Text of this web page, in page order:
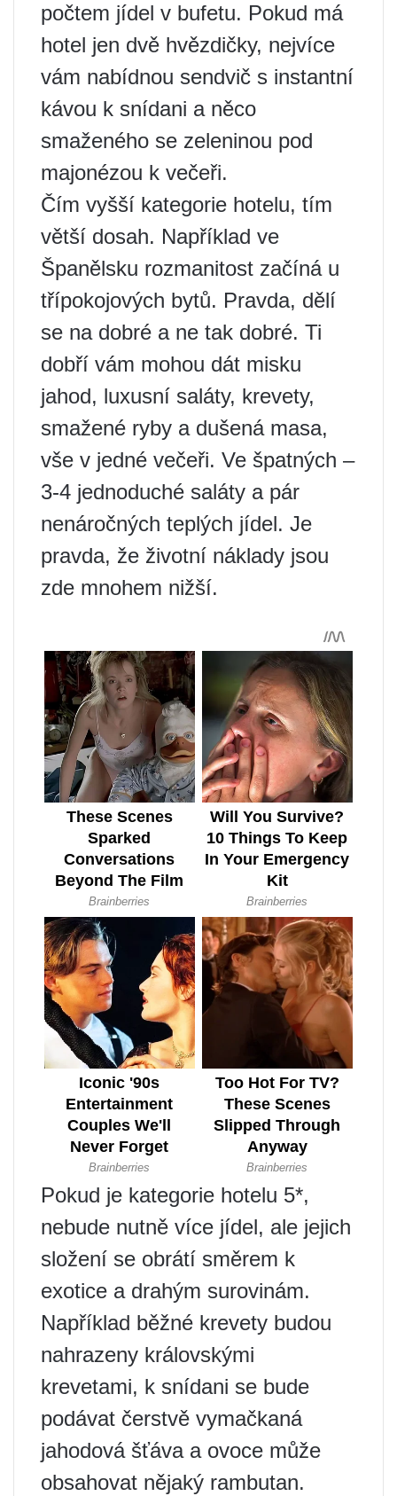
počtem jídel v bufetu. Pokud má
hotel jen dvě hvězdičky, nejvíce
vám nabídnou sendvič s instantní
kávou k snídani a něco
smaženého se zeleninou pod
majonézou k večeři.
Čím vyšší kategorie hotelu, tím
větší dosah. Například ve
Španělsku rozmanitost začíná u
třípokojových bytů. Pravda, dělí
se na dobré a ne tak dobré. Ti
dobří vám mohou dát misku
jahod, luxusní saláty, krevety,
smažené ryby a dušená masa,
vše v jedné večeři. Ve špatných –
3-4 jednoduché saláty a pár
nenáročných teplých jídel. Je
pravda, že životní náklady jsou
zde mnohem nižší.
Pokud je kategorie hotelu 5*,
nebude nutně více jídel, ale jejich
složení se obrátí směrem k
exotice a drahým surovinám.
Například běžné krevety budou
nahrazeny královskými
krevetami, k snídani se bude
podávat čerstvě vymačkaná
jahodová šťáva a ovoce může
obsahovat nějaký rambutan.